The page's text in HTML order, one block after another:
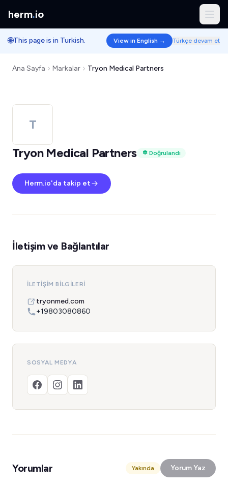
herm.io
🌐This page is in Turkish. View in English → Türkçe devam et
Ana Sayfa Markalar Tryon Medical Partners
T
Tryon Medical Partners
Doğrulandı
Herm.io'da takip et
İletişim ve Bağlantılar
İLETIŞIM BILGILERI
tryonmed.com
+19803080860
SOSYAL MEDYA
Yorumlar Yakında Yorum Yaz